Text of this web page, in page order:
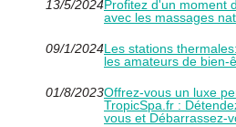
13/5/2024Profitez d'un moment
avec les massages
09/1/2024Les stations
les amateurs de bien-
01/8/2023Offrez-vous un luxe
TropicSpa.fr :
vous et Débarrassez-